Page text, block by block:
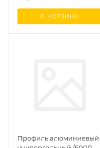
В КОРЗИНУ
Профиль алюминиевый